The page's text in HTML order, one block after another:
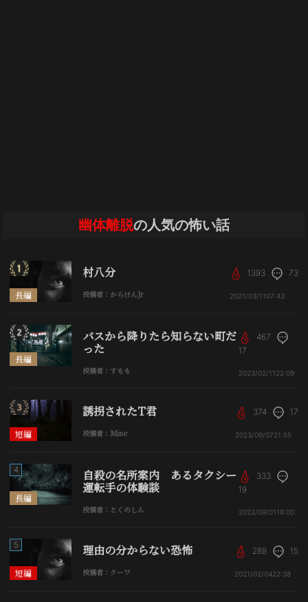
幽体離脱の人気の怖い話
長編
村八分
投稿者：からけんJr
1393 73
2021/03/11 07:43
長編
バスから降りたら知らない町だ
った
投稿者：すもも
467
17
2023/02/11 22:09
短編
誘拐されたT君
投稿者：Mine
374 17
2023/09/0721:55
長編
4 自殺の名所案内 あるタクシー
運転手の体験談
投稿者：とくのしん
333
19
2022/09/01 18:00
短編
5 理由の分からない恐怖
投稿者：クーワ
288 15
2021/02/0422:38